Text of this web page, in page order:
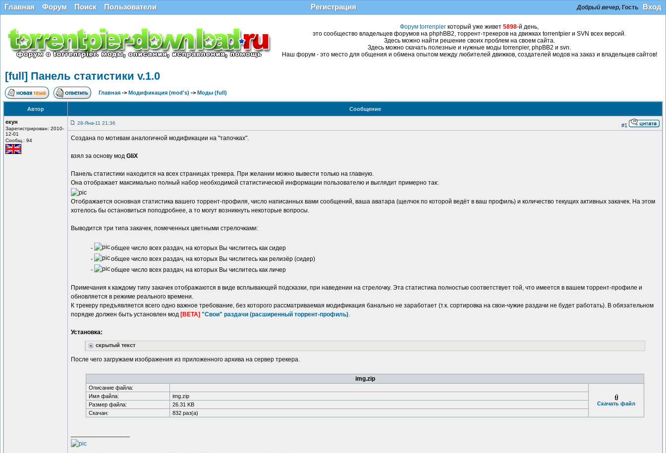
Главная Форум Поиск Пользователи Регистрация Добрый вечер, Гость Вход
Форум torrenpier который уже живет 5898-й день,
это сообщество владельцев форумов на phphBB2, торрент-трекеров на движках torrentpier и SVN всех версий.
Здесь можно найти решение своих проблем на своем сайта.
Здесь можно скачать полезные и нужные моды torrenpier, phpBB2 и svn.
Наш форум - это место для общения и обмена опытом между любителей движков, создателей модов на заказ и владельцев сайтов!
[full] Панель статистики v.1.0
Главная -> Модификация (mod's) -> Моды (full)
Автор Сообщение
екун
Зарегистрирован: 2010-
12-01
Сообщ.: 94
28-Янв-11 21:36 #1
Создана по мотивам аналогичной модификации на "тапочках".
взял за основу мод GliX
Панель статистики находится на всех страницах трекера. При желании можно вывести только на главную.
Она отображает максимально полный набор необходимой статистической информации пользователю и выглядит примерно так:
Отображается основная статистика вашего торрент-профиля, число написанных вами сообщений, ваша аватара (щелчок по которой ведёт в ваш профиль) и количество текущих активных закачек. На этом
хотелось бы остановиться поподробнее, а то могут возникнуть некоторые вопросы.
Выводится три типа закачек, помеченных цветными стрелочками:
-
общее число всех раздач, на которых Вы числитесь как сидер
-
общее число всех раздач, на которых Вы числитесь как релизёр (сидер)
-
общее число всех раздач, на которых Вы числитесь как личер
Примечания к каждому типу закачек отображаются в виде всплывающей подсказки, при наведении на стрелочку. Эта статистика полностью соответствует той, что имеется в вашем торрент-профиле и
обновляется в режиме реального времени.
К трекеру предъявляется всего одно важное требование, без которого рассматриваемая модификация банально не заработает (т.к. сортировка на свои-чужие раздачи не будет работать). В обязательном
порядке должен быть установлен мод [BETA] "Свои" раздачи (расширенный торрент-профиль).
Установка:
скрытый текст
После чего загружаем изображения из приложенного архива на сервер трекера.
img.zip
Описание файла:
Скачать файл
Имя файла:
img.zip
Размер файла:
26.31 KB
Скачан:
832 раз(а)